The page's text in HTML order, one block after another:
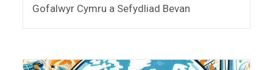
Gofalwyr Cymru a Sefydliad Bevan